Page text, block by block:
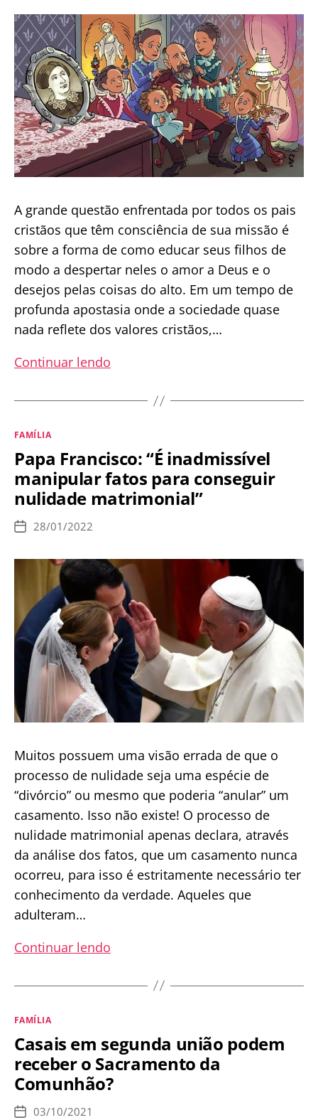
publicação
A grande questão enfrentada por todos os pais
cristãos que têm consciência de sua missão é
sobre a forma de como educar seus filhos de
modo a despertar neles o amor a Deus e o
desejos pelas coisas do alto. Em um tempo de
profunda apostasia onde a sociedade quase
nada reflete dos valores cristãos,…
Continuar lendo
missão
os
filhos
para
Categorias
FAMÍLIA
Papa Francisco: “É inadmissível
manipular fatos para conseguir
nulidade matrimonial”
Data
publicação
28/01/2022
Muitos possuem uma visão errada de que o
processo de nulidade seja uma espécie de
“divórcio” ou mesmo que poderia “anular” um
casamento. Isso não existe! O processo de
nulidade matrimonial apenas declara, através
da análise dos fatos, que um casamento nunca
ocorreu, para isso é estritamente necessário ter
conhecimento da verdade. Aqueles que
adulteram…
Continuar lendo
“É
fatos
para
conseguir
Categorias
FAMÍLIA
Casais em segunda união podem
receber o Sacramento da
Comunhão?
Data03/10/2021